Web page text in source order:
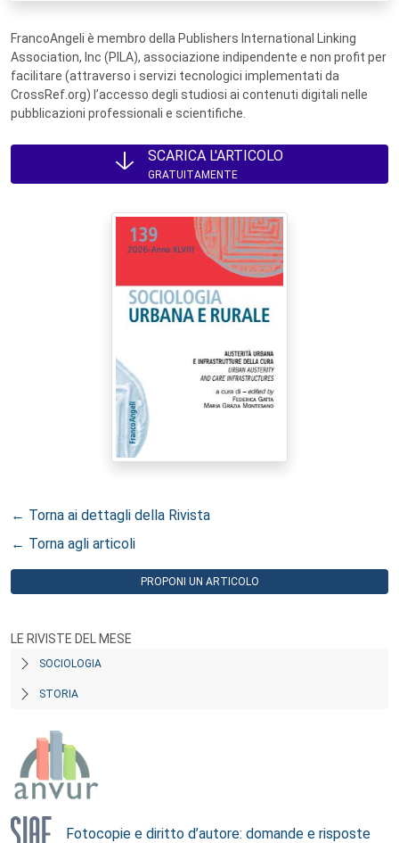
FrancoAngeli è membro della Publishers International Linking
Association, Inc (PILA), associazione indipendente e non profit per
facilitare (attraverso i servizi tecnologici implementati da
CrossRef.org) l’accesso degli studiosi ai contenuti digitali nelle
pubblicazioni professionali e scientifiche.
SCARICA L'ARTICOLO
GRATUITAMENTE
← Torna ai dettagli della Rivista
← Torna agli articoli
PROPONI UN ARTICOLO
LE RIVISTE DEL MESE
SOCIOLOGIA
STORIA
Fotocopie e diritto d’autore: domande e risposte